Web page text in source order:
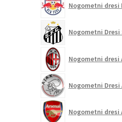
Nogometni dresi
Nogometni Dresi
Nogometni dresi
Nogometni Dresi
Nogometni dresi